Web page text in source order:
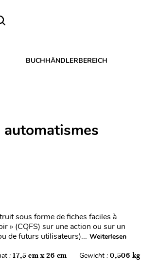
BUCHHÄNDLERBEREICH
sous forme de fiches faciles à
» (CQFS) sur une action ou sur un
de futurs utilisateurs)... Weiterlesen
:17,5 cm x 26 cm Gewicht :0,506 kg